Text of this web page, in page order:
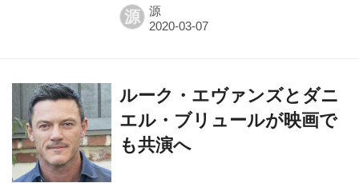
源 源
ルーク・エヴァンズとダニ
エル・ブリュールが映画で
も共演へ